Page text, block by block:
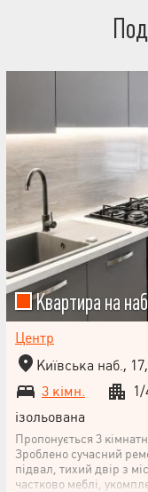
Квартира на
Центр
Київська наб.,
3 кімн.
1/
ізольована
Пропонується 3
Зроблено сучасний
підвал, тихий двір з
частково меблі,